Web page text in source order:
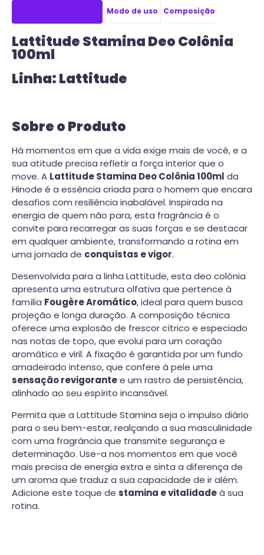
Modo de uso Composição
Lattitude Stamina Deo Colônia
100ml
Linha: Lattitude
Sobre o Produto
Há momentos em que a vida exige mais de você, e a
sua atitude precisa refletir a força interior que o
move. A Lattitude Stamina Deo Colônia 100ml da
Hinode é a essência criada para o homem que encara
desafios com resiliência inabalável. Inspirada na
energia de quem não para, esta fragrância é o
convite para recarregar as suas forças e se destacar
em qualquer ambiente, transformando a rotina em
uma jornada de conquistas e vigor.
Desenvolvida para a linha Lattitude, esta deo colônia
apresenta uma estrutura olfativa que pertence à
família Fougère Aromático, ideal para quem busca
projeção e longa duração. A composição técnica
oferece uma explosão de frescor cítrico e especiado
nas notas de topo, que evolui para um coração
aromático e viril. A fixação é garantida por um fundo
amadeirado intenso, que confere à pele uma
sensação revigorantee um rastro de persistência,
alinhado ao seu espírito incansável.
Permita que a Lattitude Stamina seja o impulso diário
para o seu bem-estar, realçando a sua masculinidade
com uma fragrância que transmite segurança e
determinação. Use-a nos momentos em que você
mais precisa de energia extra e sinta a diferença de
um aroma que traduz a sua capacidade de ir além.
Adicione este toque de stamina e vitalidadeà sua
rotina.